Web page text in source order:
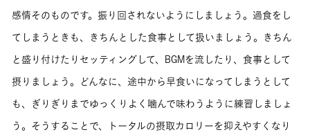
感情そのものです。振り回されないようにしましょう。過食をし
てしまうときも、きちんとした食事として扱いましょう。きちん
と盛り付けたりセッティングして、BGMを流したり、食事として
摂りましょう。どんなに、途中から早食いになってしまうとして
も、ぎりぎりまでゆっくりよく噛んで味わうように練習しましょ
う。そうすることで、トータルの摂取カロリーを抑えやすくなり